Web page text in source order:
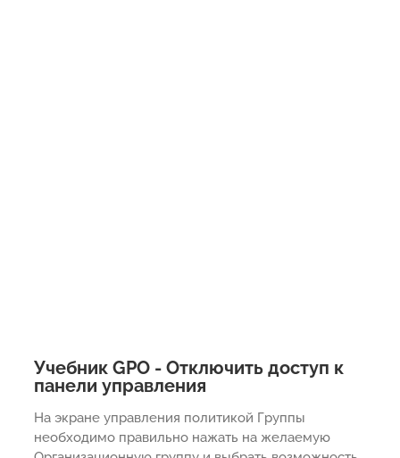
Учебник GPO - Отключить доступ к
панели управления
На экране управления политикой Группы
необходимо правильно нажать на желаемую